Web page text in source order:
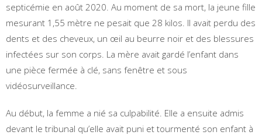
septicémie en août 2020. Au moment de sa mort, la jeune fille
mesurant 1,55 mètre ne pesait que 28 kilos. Il avait perdu des
dents et des cheveux, un œil au beurre noir et des blessures
infectées sur son corps. La mère avait gardé l’enfant dans
une pièce fermée à clé, sans fenêtre et sous
vidéosurveillance.
Au début, la femme a nié sa culpabilité. Elle a ensuite admis
devant le tribunal qu’elle avait puni et tourmenté son enfant à